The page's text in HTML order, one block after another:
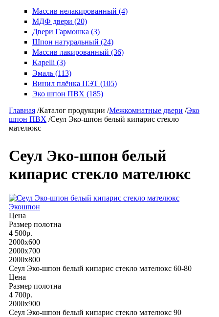
Массив нелакированный (4)
МДФ двери (20)
Двери Гармошка (3)
Шпон натуральный (24)
Массив лакированный (36)
Kapelli (3)
Эмаль (113)
Винил плёнка ПЭТ (105)
Эко шпон ПВХ (185)
Главная /Каталог продукции /Межкомнатные двери /Эко
шпон ПВХ /Сеул Эко-шпон белый кипарис стекло
мателюкс
Сеул Эко-шпон белый
кипарис стекло мателюкс
Экошпон
Цена
Размер полотна
4 500р.
2000x600
2000x700
2000x800
Сеул Эко-шпон белый кипарис стекло мателюкс 60-80
Цена
Размер полотна
4 700р.
2000x900
Сеул Эко-шпон белый кипарис стекло мателюкс 90